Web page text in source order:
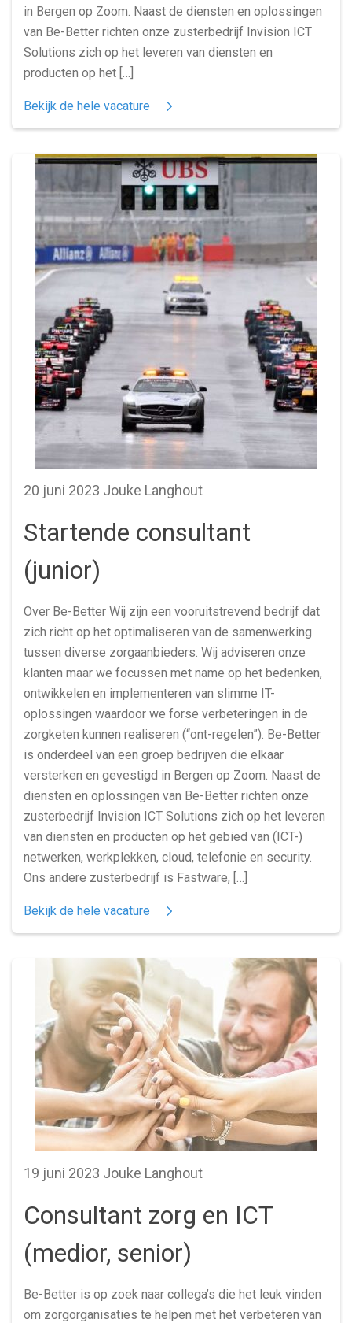
in Bergen op Zoom. Naast de diensten en oplossingen
van Be-Better richten onze zusterbedrijf Invision ICT
Solutions zich op het leveren van diensten en
producten op het […]
Bekijk de hele vacature
20 juni 2023 Jouke Langhout
Startende consultant
(junior)
Over Be-Better Wij zijn een vooruitstrevend bedrijf dat
zich richt op het optimaliseren van de samenwerking
tussen diverse zorgaanbieders. Wij adviseren onze
klanten maar we focussen met name op het bedenken,
ontwikkelen en implementeren van slimme IT-
oplossingen waardoor we forse verbeteringen in de
zorgketen kunnen realiseren (“ont-regelen”). Be-Better
is onderdeel van een groep bedrijven die elkaar
versterken en gevestigd in Bergen op Zoom. Naast de
diensten en oplossingen van Be-Better richten onze
zusterbedrijf Invision ICT Solutions zich op het leveren
van diensten en producten op het gebied van (ICT-)
netwerken, werkplekken, cloud, telefonie en security.
Ons andere zusterbedrijf is Fastware, […]
Bekijk de hele vacature
19 juni 2023 Jouke Langhout
Consultant zorg en ICT
(medior, senior)
Be-Better is op zoek naar collega’s die het leuk vinden
om zorgorganisaties te helpen met het verbeteren van